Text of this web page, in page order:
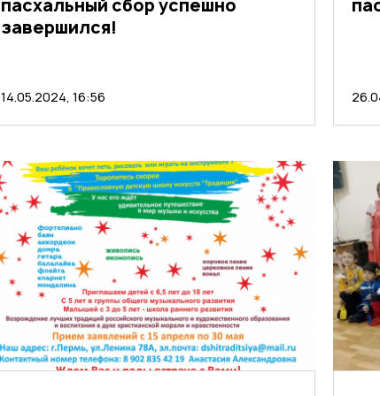
пасхальный сбор успешно
завершился!
14.05.2024, 16:56